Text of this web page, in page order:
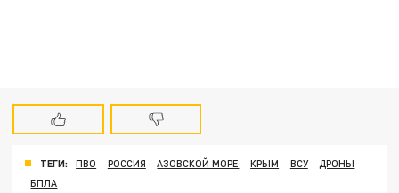
ТЕГИ: ПВО РОССИЯ АЗОВСКОЙ МОРЕ КРЫМ ВСУ
ДРОНЫ
БПЛА